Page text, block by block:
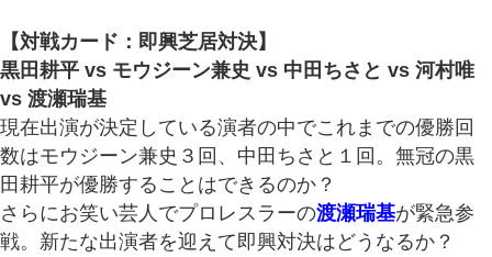
【対戦カード：即興芝居対決】
黒田耕平 vs モウジーン兼史 vs 中田ちさと vs 河村唯
vs 渡瀬瑞基
現在出演が決定している演者の中でこれまでの優勝回
数はモウジーン兼史３回、中田ちさと１回。無冠の黒
田耕平が優勝することはできるのか？
さらにお笑い芸人でプロレスラーの渡瀬瑞基が緊急参
戦。新たな出演者を迎えて即興対決はどうなるか？